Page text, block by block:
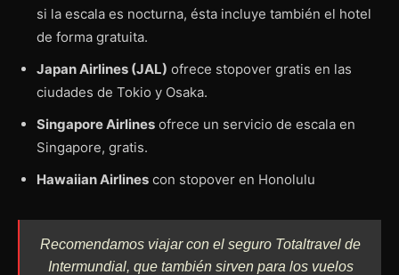
si la escala es nocturna, ésta incluye también el hotel
de forma gratuita.
Japan Airlines (JAL) ofrece stopover gratis en las
ciudades de Tokio y Osaka.
Singapore Airlines ofrece un servicio de escala en
Singapore, gratis.
Hawaiian Airlines con stopover en Honolulu
Recomendamos viajar con el seguro Totaltravel de
Intermundial, que también sirven para los vuelos